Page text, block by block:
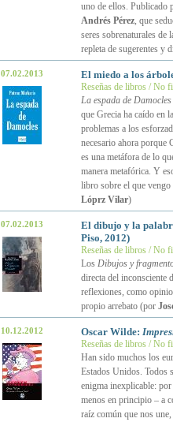
uno de ellos. Publicado
Andrés Pérez, que
seres sobrenaturales de
repleta de sugerentes y
07.02.2013 El miedo a los
Reseñas de libros / No
La espada de Damocles
que Grecia ha caído en
problemas a los
necesario ahora porque
es una metáfora de lo
manera metafórica. Y
libro sobre el que
Lóprz Vilar)
07.02.2013
El dibujo y la
Piso, 2012)
Reseñas de libros / No
Los Dibujos y
directa del inconsciente
reflexiones, como
propio arrebato (por
10.12.2012 Oscar Wilde:
Reseñas de libros / No
Han sido muchos los
Estados Unidos. Todos
enigma inexplicable:
menos en principio – a
raíz común que nos